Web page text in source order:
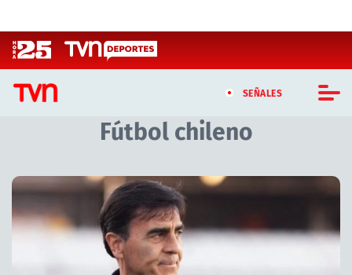
SEÑALES
CASTING MASTERCHEF CHILE
CASTING TVN VERTICAL
TVN VERTICAL
Fútbol chileno
Artículos relacionados con Fútbol chileno